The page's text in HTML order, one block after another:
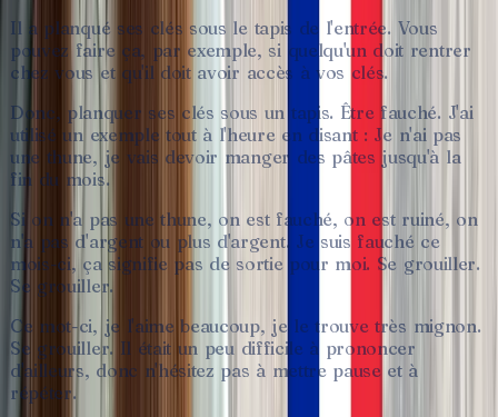
Il a planqué ses clés sous le tapis de l'entrée. Vous
pouvez faire ça, par exemple, si quelqu'un doit rentrer
chez vous et qu'il doit avoir accès à vos clés.
Donc, planquer ses clés sous un tapis. Être fauché. J'ai
utilisé un exemple tout à l'heure en disant : Je n'ai pas
une thune, je vais devoir manger des pâtes jusqu'à la
fin du mois.
Si on n'a pas une thune, on est fauché, on est ruiné, on
n'a pas d'argent ou plus d'argent. Je suis fauché ce
mois-ci, ça signifie pas de sortie pour moi. Se grouiller.
Se grouiller.
Ce mot-ci, je l'aime beaucoup, je le trouve très mignon.
Se grouiller. Il était un peu difficile à prononcer
d'ailleurs, donc n'hésitez pas à mettre pause et à
répéter.